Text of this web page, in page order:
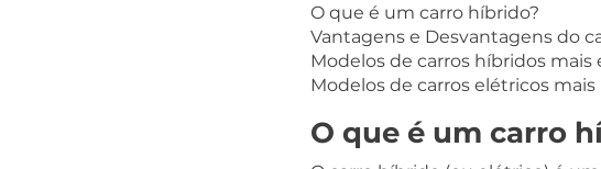
O que é um carro híbrido?
Vantagens e Desvantagens do
Modelos de carros híbridos mais
Modelos de carros elétricos mais
O que é um carro